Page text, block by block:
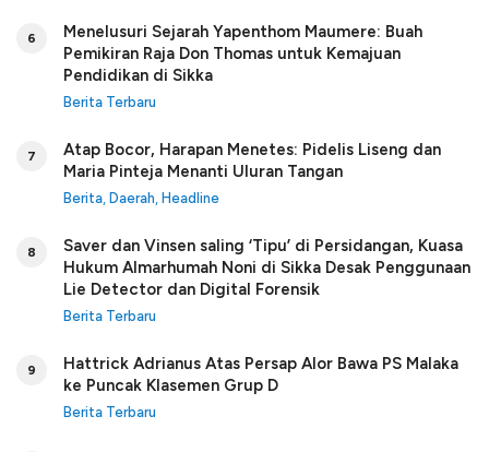
6
Menelusuri Sejarah Yapenthom Maumere: Buah
Pemikiran Raja Don Thomas untuk Kemajuan
Pendidikan di Sikka
Berita Terbaru
7
Atap Bocor, Harapan Menetes: Pidelis Liseng dan
Maria Pinteja Menanti Uluran Tangan
Berita Daerah Headline
8
Saver dan Vinsen saling ‘Tipu’ di Persidangan, Kuasa
Hukum Almarhumah Noni di Sikka Desak Penggunaan
Lie Detector dan Digital Forensik
Berita Terbaru
9
Hattrick Adrianus Atas Persap Alor Bawa PS Malaka
ke Puncak Klasemen Grup D
Berita Terbaru